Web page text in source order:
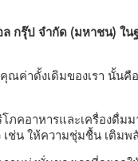
กรุ๊ป จำกัด (มหาชน) ใน
าดั้งเดิมของเรา นั้น
ภคอาหารและเครื่อ
ช่น ให้ความชุ่มชื้น เติม